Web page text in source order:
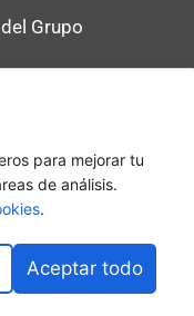
Grupo
para mejorar tu
de análisis.
.
Aceptar todo